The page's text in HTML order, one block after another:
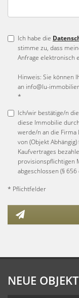
Ich habe die
stimme zu, dass
Anfrage elektronisch
Hinweis: Sie können
an info@lu-
*
Ich/wir bestätige/n
diese Immobilie
werde/n an die
von (Objekt
Kaufvertrages
provisionspflichtigen
abgeschlossen (§ 656
* Pflichtfelder
NEUE